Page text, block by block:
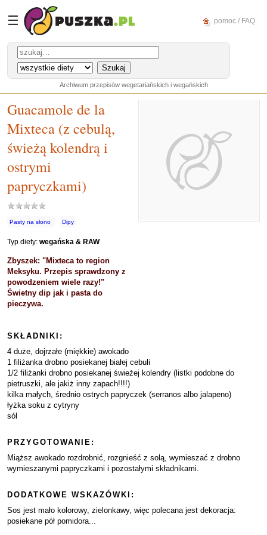
☰ pomoc / FAQ
Archiwum przepisów wegetariańskich i wegańskich
Guacamole de la
Mixteca (z cebulą,
świeżą kolendrą i
ostrymi
papryczkami)
Pasty na słono Dipy
Typ diety: wegańska & RAW
Zbyszek: "Mixteca to region
Meksyku. Przepis sprawdzony z
powodzeniem wiele razy!"
Świetny dip jak i pasta do
pieczywa.
SKŁADNIKI:
4 duże, dojrzałe (miękkie) awokado
1 filiżanka drobno posiekanej białej cebuli
1/2 filiżanki drobno posiekanej świeżej kolendry (listki podobne do
pietruszki, ale jakiż inny zapach!!!!)
kilka małych, średnio ostrych papryczek (serranos albo jalapeno)
łyżka soku z cytryny
sól
PRZYGOTOWANIE:
Miąższ awokado rozdrobnić, rozgnieść z solą, wymieszać z drobno
wymieszanymi papryczkami i pozostałymi składnikami.
DODATKOWE WSKAZÓWKI:
Sos jest mało kolorowy, zielonkawy, więc polecana jest dekoracja:
posiekane pół pomidora...